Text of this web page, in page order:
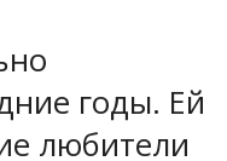
годы. Ей
любители